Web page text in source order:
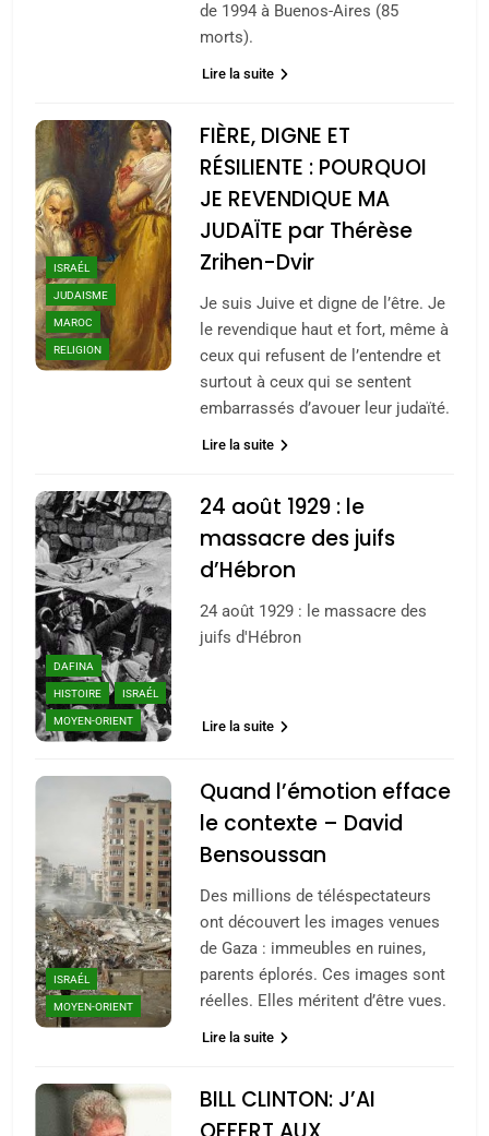
de 1994 à Buenos-Aires (85
morts).
Lire la suite
ISRAÉL
JUDAISME
MAROC
RELIGION
FIÈRE, DIGNE ET
RÉSILIENTE : POURQUOI
JE REVENDIQUE MA
JUDAÏTE par Thérèse
Zrihen-Dvir
Je suis Juive et digne de l’être. Je
le revendique haut et fort, même à
ceux qui refusent de l’entendre et
surtout à ceux qui se sentent
embarrassés d’avouer leur judaïté.
Lire la suite
DAFINA
HISTOIRE
ISRAÉL
MOYEN-ORIENT
24 août 1929 : le
massacre des juifs
d’Hébron
24 août 1929 : le massacre des
juifs d'Hébron
Lire la suite
ISRAÉL
MOYEN-ORIENT
Quand l’émotion efface
le contexte – David
Bensoussan
Des millions de téléspectateurs
ont découvert les images venues
de Gaza : immeubles en ruines,
parents éplorés. Ces images sont
réelles. Elles méritent d’être vues.
Lire la suite
BILL CLINTON: J’AI